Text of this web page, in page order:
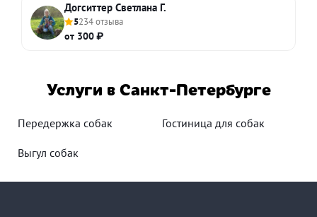
Догситтер Светлана Г.
5234 отзыва
от 300 ₽
Услуги в Санкт-Петербурге
Передержка собак Гостиница для собак
Выгул собак